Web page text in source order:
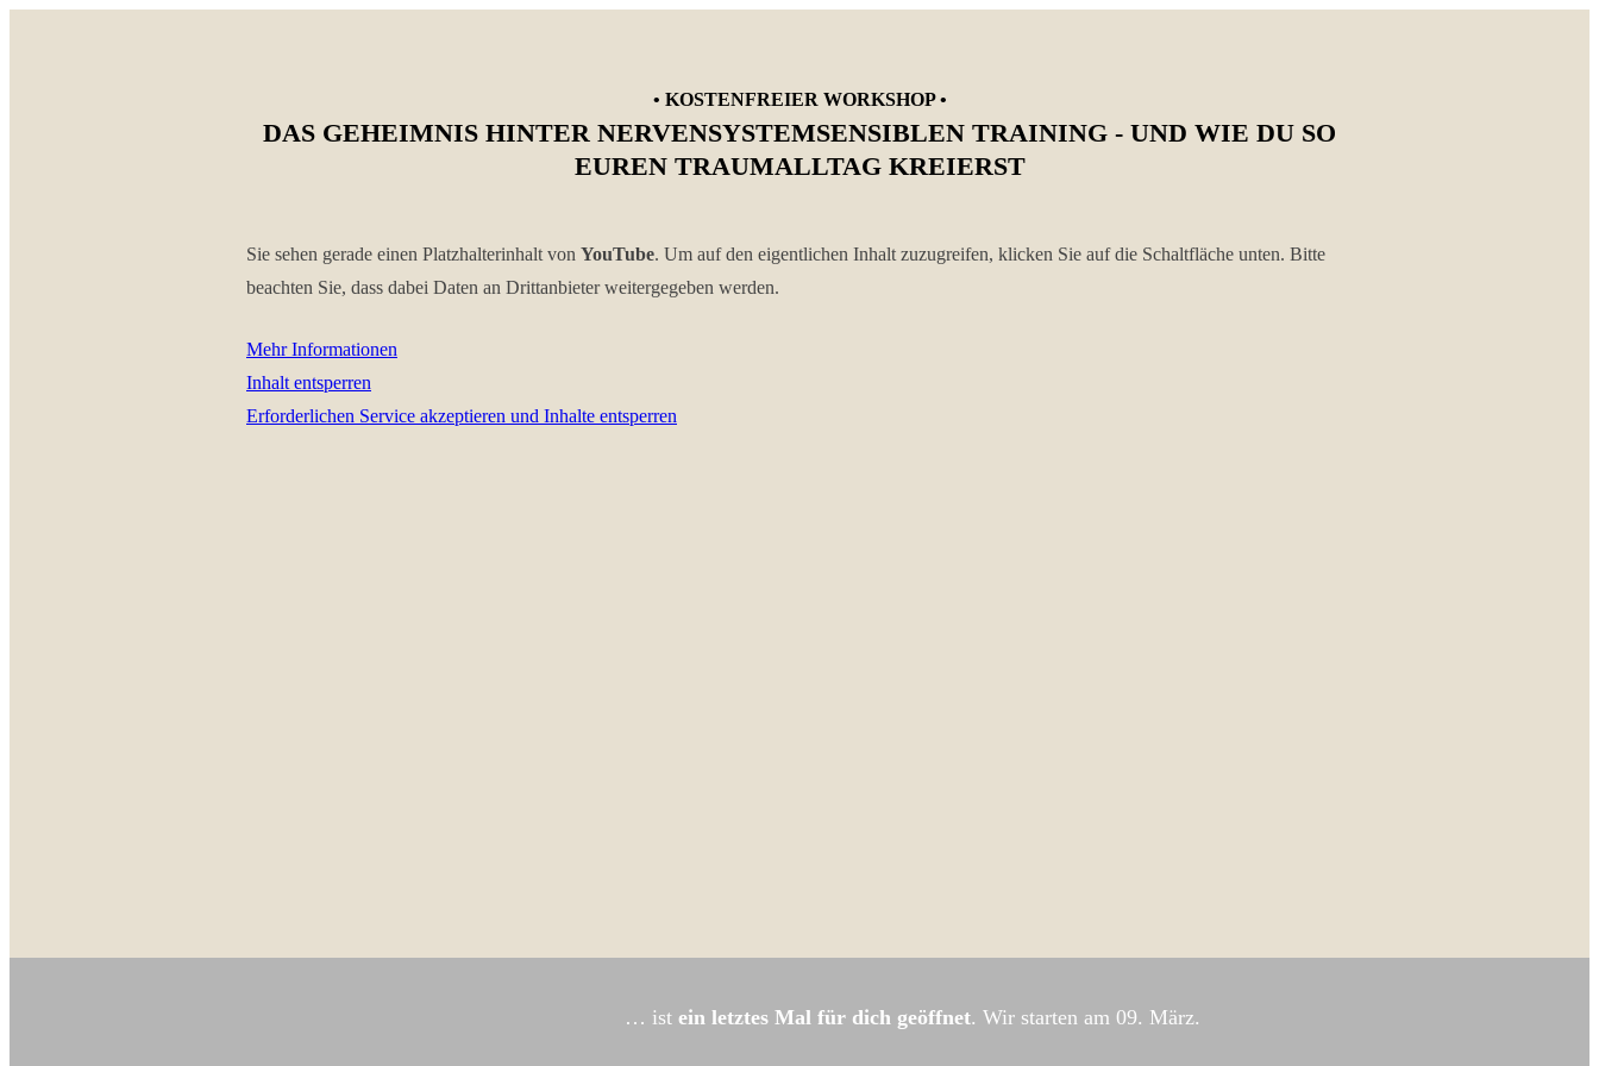
• KOSTENFREIER WORKSHOP •
DAS GEHEIMNIS HINTER NERVENSYSTEMSENSIBLEN TRAINING - UND WIE DU SO
EUREN TRAUMALLTAG KREIERST
Sie sehen gerade einen Platzhalterinhalt von YouTube. Um auf den eigentlichen Inhalt zuzugreifen, klicken Sie auf die Schaltfläche unten. Bitte
beachten Sie, dass dabei Daten an Drittanbieter weitergegeben werden.
Mehr Informationen
Inhalt entsperren
Erforderlichen Service akzeptieren und Inhalte entsperren
… istein letztes Malfür dich geöffnet. Wir starten am 09. März.